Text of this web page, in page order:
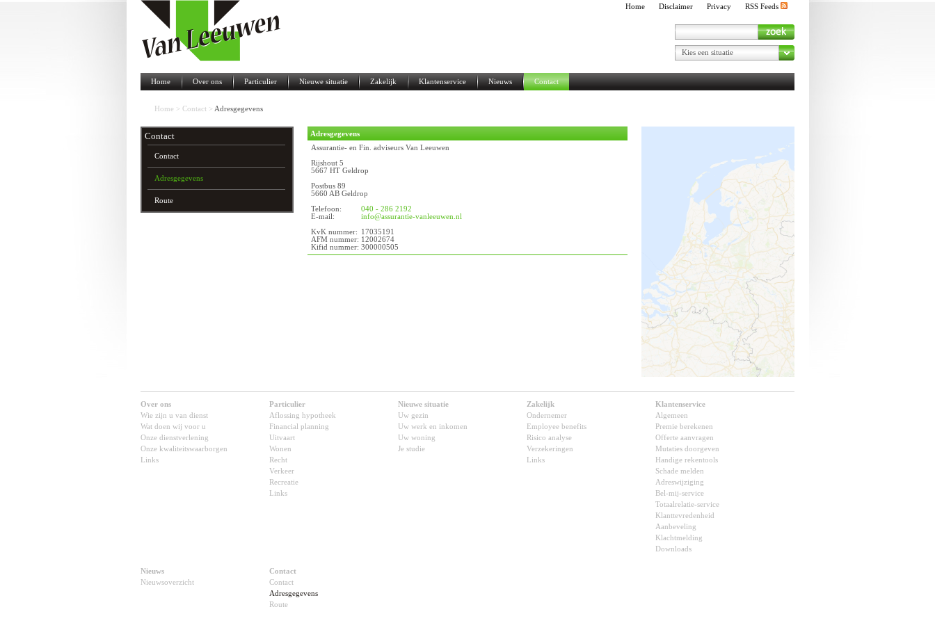
Kies een situatie
Home Disclaimer Privacy RSS Feeds
Home Over ons Particulier Nieuwe situatie Zakelijk Klantenservice Nieuws Contact
Home > Contact > Adresgegevens
Contact
Contact
Adresgegevens
Route
Adresgegevens
Assurantie- en Fin. adviseurs Van Leeuwen
Rijshout 5
5667 HT Geldrop
Postbus 89
5660 AB Geldrop
Telefoon:
040 - 286 2192
E-mail:
info@assurantie-vanleeuwen.nl
KvK nummer:
17035191
AFM nummer: 12002674
Kifid nummer: 300000505
Over ons
Wie zijn u van dienst
Wat doen wij voor u
Onze dienstverlening
Onze kwaliteitswaarborgen
Links
Particulier
Aflossing hypotheek
Financial planning
Uitvaart
Wonen
Recht
Verkeer
Recreatie
Links
Nieuwe situatie
Uw gezin
Uw werk en inkomen
Uw woning
Je studie
Zakelijk
Ondernemer
Employee benefits
Risico analyse
Verzekeringen
Links
Klantenservice
Algemeen
Premie berekenen
Offerte aanvragen
Mutaties doorgeven
Handige rekentools
Schade melden
Adreswijziging
Bel-mij-service
Totaalrelatie-service
Klanttevredenheid
Aanbeveling
Klachtmelding
Downloads
Nieuws
Nieuwsoverzicht
Contact
Contact
Adresgegevens
Route